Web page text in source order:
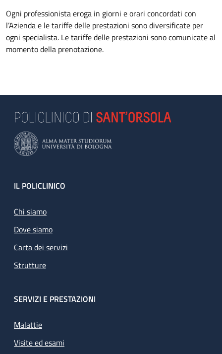
Ogni professionista eroga in giorni e orari concordati con
l’Azienda e le tariffe delle prestazioni sono diversificate per
ogni specialista. Le tariffe delle prestazioni sono comunicate al
momento della prenotazione.
Footer
IL POLICLINICO
Chi siamo
Dove siamo
Carta dei servizi
Strutture
SERVIZI E PRESTAZIONI
Malattie
Visite ed esami